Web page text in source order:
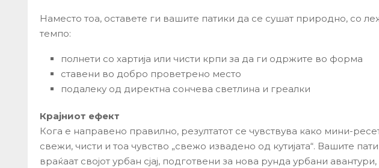
Наместо тоа, оставете ги вашите патики да се сушат природно, со
темпо:
полнети со хартија или чисти крпи за да ги одржите во форма
ставени во добро проветрено место
подалеку од директна сончева светлина и греалки
Крајниот ефект
Кога е направено правилно, резултатот се чувствува како мини-
свежи, чисти и тоа чувство „свежо извадено од кутијата“. Вашите
враќаат својот урбан сјај, подготвени за нова рунда урбани авантури,